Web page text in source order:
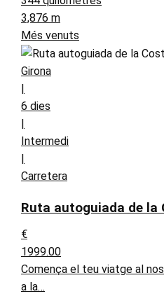
3,876 m
Més venuts
Girona
|
6 dies
|
Intermedi
|
Carretera
Ruta autoguiada de la
€
1999.00
Comença el teu viatge al
a la…